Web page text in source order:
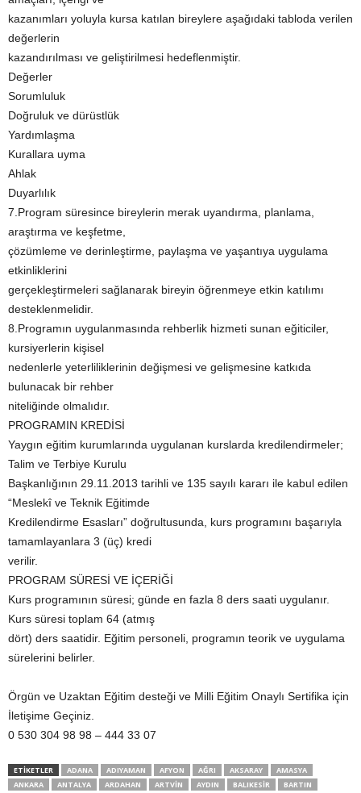
kazanımları yoluyla kursa katılan bireylere aşağıdaki tabloda verilen
değerlerin
kazandırılması ve geliştirilmesi hedeflenmiştir.
Değerler
Sorumluluk
Doğruluk ve dürüstlük
Yardımlaşma
Kurallara uyma
Ahlak
Duyarlılık
7.Program süresince bireylerin merak uyandırma, planlama,
araştırma ve keşfetme,
çözümleme ve derinleştirme, paylaşma ve yaşantıya uygulama
etkinliklerini
gerçekleştirmeleri sağlanarak bireyin öğrenmeye etkin katılımı
desteklenmelidir.
8.Programın uygulanmasında rehberlik hizmeti sunan eğiticiler,
kursiyerlerin kişisel
nedenlerle yeterliliklerinin değişmesi ve gelişmesine katkıda
bulunacak bir rehber
niteliğinde olmalıdır.
PROGRAMIN KREDİSİ
Yaygın eğitim kurumlarında uygulanan kurslarda kredilendirmeler;
Talim ve Terbiye Kurulu
Başkanlığının 29.11.2013 tarihli ve 135 sayılı kararı ile kabul edilen
“Meslekî ve Teknik Eğitimde
Kredilendirme Esasları” doğrultusunda, kurs programını başarıyla
tamamlayanlara 3 (üç) kredi
verilir.
PROGRAM SÜRESİ VE İÇERİĞİ
Kurs programının süresi; günde en fazla 8 ders saati uygulanır.
Kurs süresi toplam 64 (atmış
dört) ders saatidir. Eğitim personeli, programın teorik ve uygulama
sürelerini belirler.
Örgün ve Uzaktan Eğitim desteği ve Milli Eğitim Onaylı Sertifika için
İletişime Geçiniz.
0 530 304 98 98 – 444 33 07
ETİKETLER ADANA ADIYAMAN AFYON AĞRI AKSARAY
AMASYA
ANKARA
ANTALYA ARDAHAN ARTVIN AYDIN BALIKESIR
BARTIN